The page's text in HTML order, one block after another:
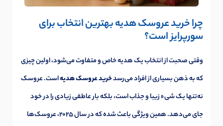
چرا خرید عروسک هدیه بهترین انتخاب برای
سورپرایز است؟
وقتی صحبت از انتخاب یک هدیه خاص و متفاوت می‌شود، اولین چیزی
که به ذهن بسیاری از افراد می‌رسدخرید عروسک هدیهاست. عروسک
نه‌تنها یک شیء زیبا و جذاب است، بلکه بار عاطفی زیادی را در خود
جای می‌دهد. همین ویژگی باعث شده که در سال ۲۰۲۵، عروسک‌ها